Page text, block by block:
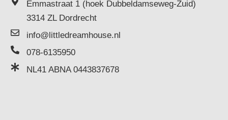
Emmastraat 1 (hoek Dubbeldamseweg-Zuid)
3314 ZL Dordrecht
info@littledreamhouse.nl
078-6135950
NL41 ABNA 0443837678